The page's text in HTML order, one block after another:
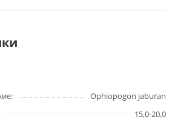
Ophiopogon jaburan
15,0-20,0